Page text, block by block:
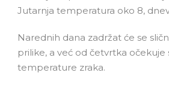
Jutarnja temperatura oko 8,
Narednih dana zadržat će se
prilike, a već od četvrtka očekuje
temperature zraka.